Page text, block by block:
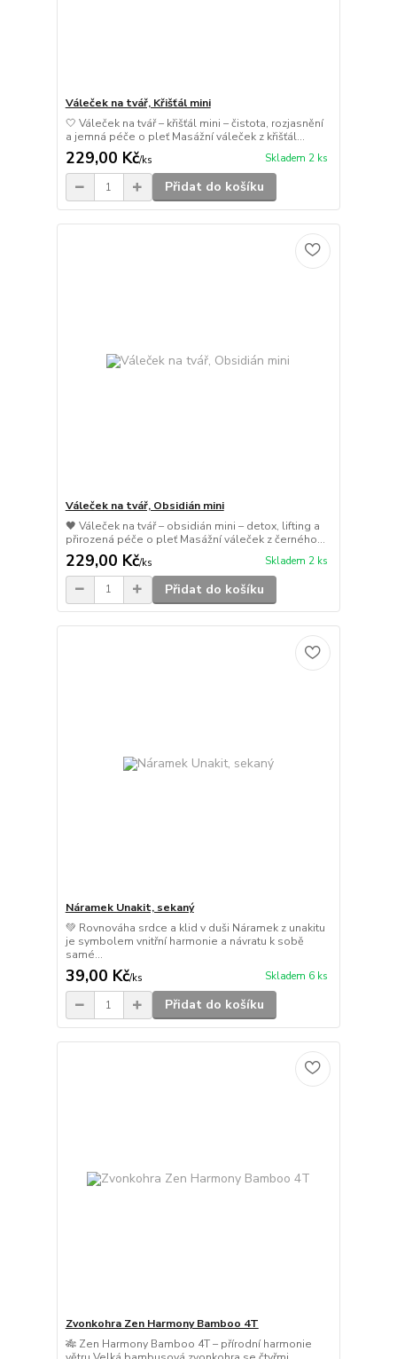
Váleček na tvář, Křišťál mini
🤍 Váleček na tvář – křišťál mini – čistota, rozjasnění
a jemná péče o pleť Masážní váleček z křišťál...
229,00 Kč/ks Skladem 2 ks
Přidat do košíku
Váleček na tvář, Obsidián mini
🖤 Váleček na tvář – obsidián mini – detox, lifting a
přirozená péče o pleť Masážní váleček z černého...
229,00 Kč/ks Skladem 2 ks
Přidat do košíku
Náramek Unakit, sekaný
💚 Rovnováha srdce a klid v duši Náramek z unakitu
je symbolem vnitřní harmonie a návratu k sobě
samé...
39,00 Kč/ks Skladem 6 ks
Přidat do košíku
Zvonkohra Zen Harmony Bamboo 4T
🎋 Zen Harmony Bamboo 4T – přírodní harmonie